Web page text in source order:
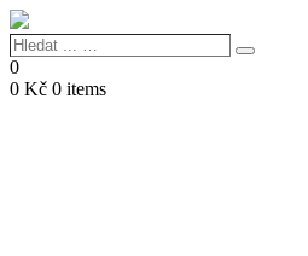
Hledat
...
…
Search
0
0 Kč 0 items